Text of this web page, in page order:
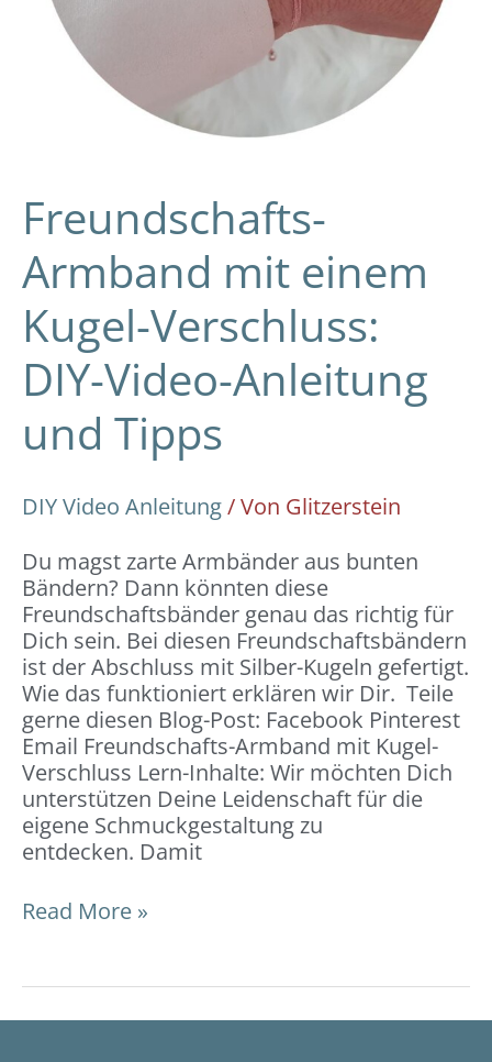
Freundschafts-
Armband mit einem
Kugel-Verschluss:
DIY-Video-Anleitung
und Tipps
DIY Video Anleitung/ Von Glitzerstein
Du magst zarte Armbänder aus bunten
Bändern? Dann könnten diese
Freundschaftsbänder genau das richtig für
Dich sein. Bei diesen Freundschaftsbändern
ist der Abschluss mit Silber-Kugeln gefertigt.
Wie das funktioniert erklären wir Dir. Teile
gerne diesen Blog-Post: Facebook Pinterest
Email Freundschafts-Armband mit Kugel-
Verschluss Lern-Inhalte: Wir möchten Dich
unterstützen Deine Leidenschaft für die
eigene Schmuckgestaltung zu
entdecken. Damit
Read More »